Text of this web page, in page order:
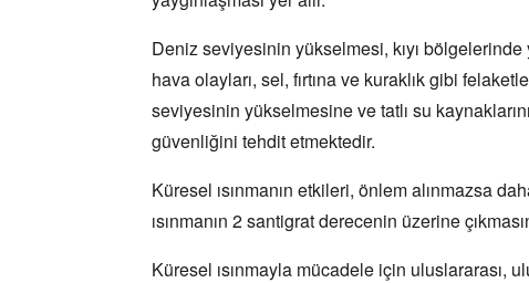
Deniz seviyesinin yükselmesi, kıyı
hava olayları, sel, fırtına ve kuraklık gibi
seviyesinin yükselmesine ve tatlı su
güvenliğini tehdit etmektedir.
Küresel ısınmanın etkileri, önlem alınmazsa
ısınmanın 2 santigrat derecenin üzerine
Küresel ısınmayla mücadele için uluslararası,